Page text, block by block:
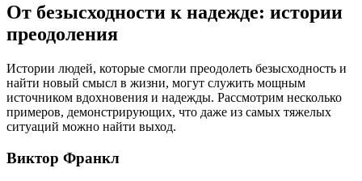
От безысходности к надежде: истории
преодоления
Истории людей, которые смогли преодолеть безысходность и
найти новый смысл в жизни, могут служить мощным
источником вдохновения и надежды. Рассмотрим несколько
примеров, демонстрирующих, что даже из самых тяжелых
ситуаций можно найти выход.
Виктор Франкл